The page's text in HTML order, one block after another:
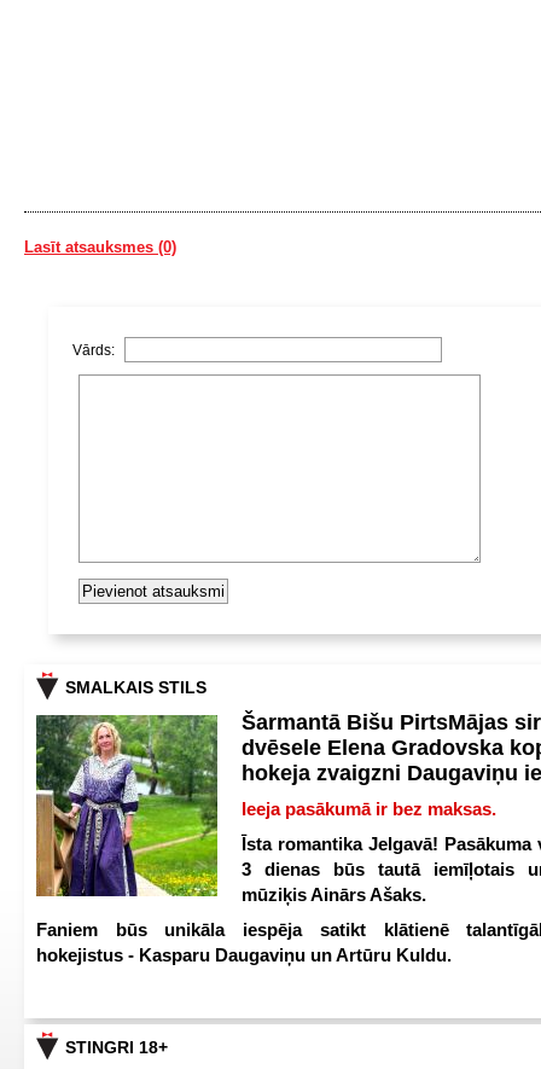
Lasīt atsauksmes (0)
Vārds:
SMALKAIS STILS
Šarmantā Bišu PirtsMājas
dvēsele Elena Gradovska
hokeja zvaigzni Daugaviņu
Ieeja pasākumā ir bez maksas.
Īsta romantika Jelgavā! Pasākuma
3 dienas būs tautā iemīļotais
mūziķis Ainārs Ašaks.
Faniem būs unikāla iespēja satikt klātienē
hokejistus - Kasparu Daugaviņu un Artūru Kuldu.
STINGRI 18+